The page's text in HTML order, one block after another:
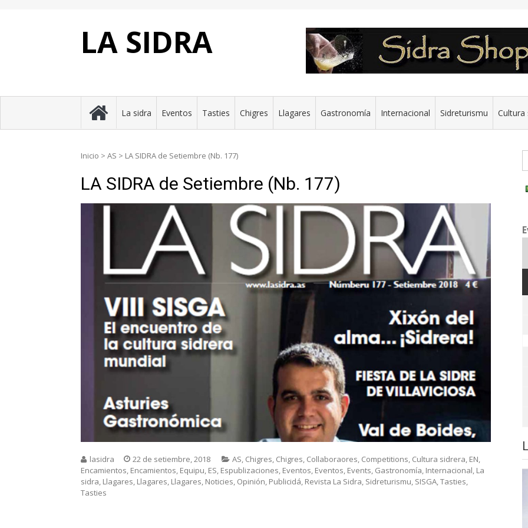
LA SIDRA
La sidra Eventos Tasties Chigres Llagares Gastronomía Internacional Sidreturismu Cultura
Inicio > AS > LA SIDRA de Setiembre (Nb. 177)
LA SIDRA de Setiembre (Nb. 177)
lasidra 22 de setiembre, 2018 AS, Chigres, Chigres, Collaboraores, Competitions, Cultura sidrera, EN,
Encamientos, Encamientos, Equipu, ES, Espublizaciones, Eventos, Eventos, Events, Gastronomía, Internacional, La
sidra, Llagares, Llagares, Llagares, Noticies, Opinión, Publicidá, Revista La Sidra, Sidreturismu, SISGA,Tasties,
Tasties